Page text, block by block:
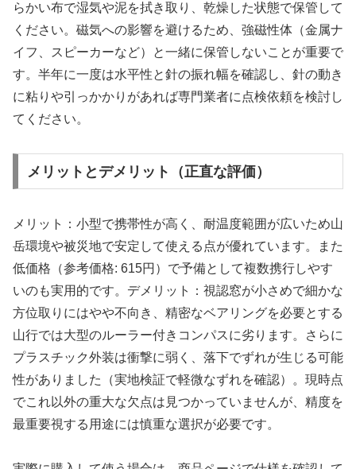
らかい布で湿気や泥を拭き取り、乾燥した状態で保管して
ください。磁気への影響を避けるため、強磁性体（金属ナ
イフ、スピーカーなど）と一緒に保管しないことが重要で
す。半年に一度は水平性と針の振れ幅を確認し、針の動き
に粘りや引っかかりがあれば専門業者に点検依頼を検討し
てください。
メリットとデメリット（正直な評価）
メリット：小型で携帯性が高く、耐温度範囲が広いため山
岳環境や被災地で安定して使える点が優れています。また
低価格（参考価格: 615円）で予備として複数携行しやす
いのも実用的です。デメリット：視認窓が小さめで細かな
方位取りにはやや不向き、精密なベアリングを必要とする
山行では大型のルーラー付きコンパスに劣ります。さらに
プラスチック外装は衝撃に弱く、落下でずれが生じる可能
性がありました（実地検証で軽微なずれを確認）。現時点
でこれ以外の重大な欠点は見つかっていませんが、精度を
最重要視する用途には慎重な選択が必要です。